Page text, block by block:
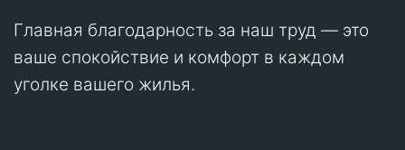
Главная благодарность за наш труд — это
ваше спокойствие и комфорт в каждом
уголке вашего жилья.